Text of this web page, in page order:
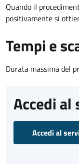
Quando il
positivamente si
Tempi e
Durata massima del
Accedi al
Accedi al